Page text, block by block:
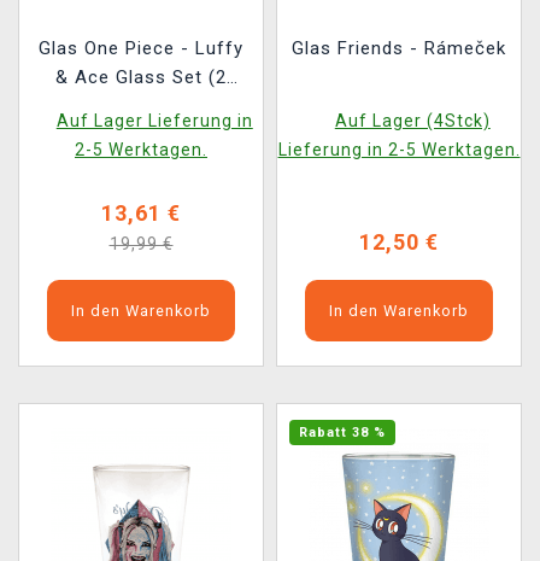
Glas One Piece - Luffy
& Ace Glass Set (2
Auf Lager Lieferung in
2-5 Werktagen.
13,61 €
19,99 €
In den Warenkorb
Glas Friends - Rámeček
Auf Lager (4Stck)
Lieferung in 2-5 Werktagen.
12,50 €
In den Warenkorb
Rabatt 38 %